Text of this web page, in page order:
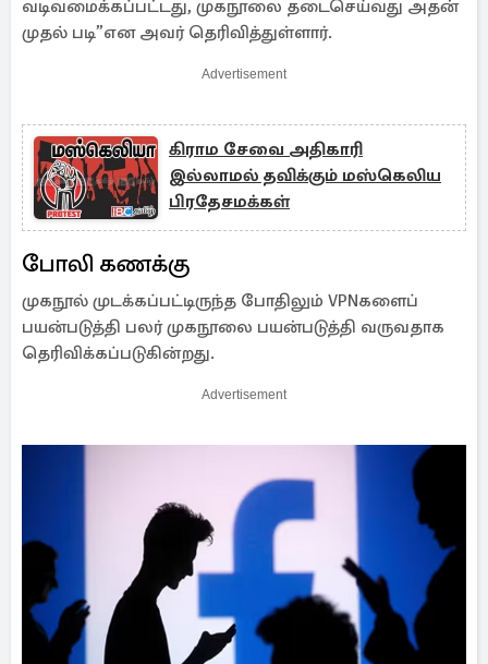
வடிவமைக்கப்பட்டது, முகநூலை தடைசெய்வது அதன்
முதல் படி”என அவர் தெரிவித்துள்ளார்.
Advertisement
கிராம சேவை அதிகாரி
இல்லாமல் தவிக்கும் மஸ்கெலிய
பிரதேசமக்கள்
போலி கணக்கு
முகநூல் முடக்கப்பட்டிருந்த போதிலும் VPNகளைப்
பயன்படுத்தி பலர் முகநூலை பயன்படுத்தி வருவதாக
தெரிவிக்கப்படுகின்றது.
Advertisement